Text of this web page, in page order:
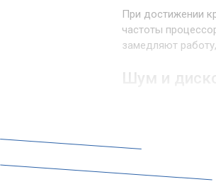
При достижении
частоты
замедляют
Шум и
справиться с
ощущается при